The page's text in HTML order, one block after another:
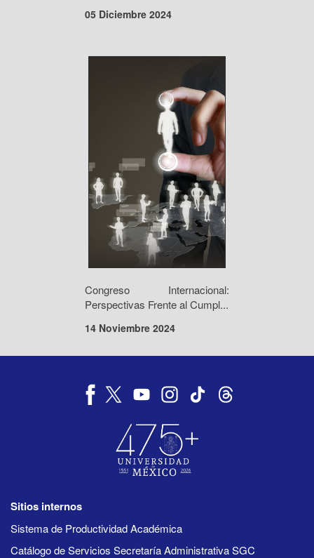
05 Diciembre 2024
Congreso Internacional:
Perspectivas Frente al Cumpl...
14 Noviembre 2024
Sitios internos
Sistema de Productividad Académica
Catálogo de Servicios Secretaría Administrativa SGC